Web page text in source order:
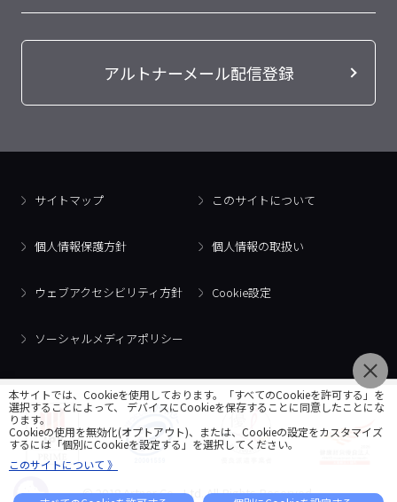
アルトナーメール配信登録
サイトマップ このサイトについて
個人情報保護方針 個人情報の取扱い
ウェブアクセシビリティ方針 Cookie設定
ソーシャルメディアポリシー
© 2018 Artner Co., Ltd. All Rights Reserved.
本サイトでは、Cookieを使用しております。「すべてのCookieを許可する」を
選択することによって、 デバイスにCookieを保存することに同意したことにな
ります。
Cookieの使用を無効化(オプトアウト)、または、Cookieの設定をカスタマイズ
するには「個別にCookieを設定する」を選択してください。
このサイトについて 》